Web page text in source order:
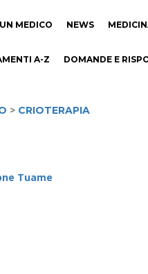
MEDICO NEWS
A-Z DOMANDE E
> CRIOTERAPIA
Tuame